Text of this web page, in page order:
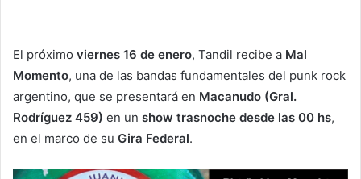
El próximo viernes 16 de enero, Tandil recibe a Mal
Momento, una de las bandas fundamentales del punk rock
argentino, que se presentará en Macanudo (Gral.
Rodríguez 459) en un show trasnoche desde las 00 hs,
en el marco de su Gira Federal.